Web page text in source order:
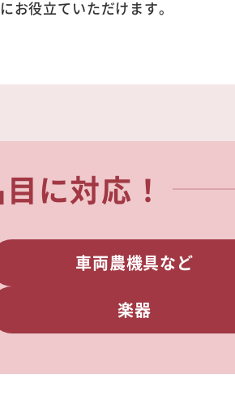
お役立ていただけます。
に対応！
車両農機具など
楽器